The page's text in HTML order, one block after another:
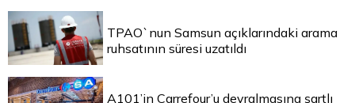
TPAO`nun Samsun açıklarındaki arama
ruhsatının süresi uzatıldı
A101’in Carrefour’u devralmasına şartlı